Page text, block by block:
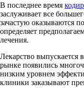
В последнее время
заслуживает все
зачастую оказываются
определяет
лечения.
Лекарство
рынке появились
низким уровнем
клиники заказывают